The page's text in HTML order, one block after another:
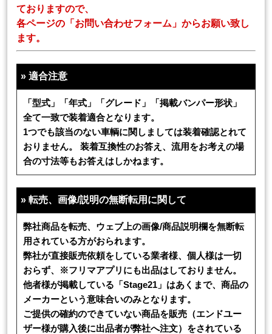
ておりますので、
各ページの「お問い合わせフォーム」からお願い致し
ます。
»適合注意
「型式」「年式」「グレード」「掲載バンパー形状」
全て一致で装着適合となります。
1つでも該当のない車輌に関しましては装着確認とれて
おりません。 装着互換性のお答え、流用をお考えの場
合の寸法等もお答えはしかねます。
»転売、画像/説明の無断転用に関して
弊社商品を転売、ウェブ上の画像/商品説明欄を無断転
用されている方がおられます。
弊社が直接販売依頼をしている業者様、個人様は一切
おらず、※フリマアプリにも出品はしておりません。
他者様が掲載している「Stage21」はあくまで、商品の
メーカーという意味合いのみとなります。
ご提供の確約のできていない商品を販売（エンドユー
ザー様が購入後に出品者が弊社へ注文）をされている